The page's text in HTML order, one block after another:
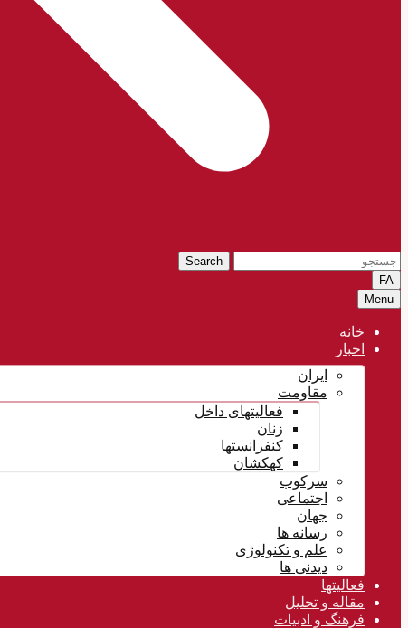
Search
FA
Menu
خانه
اخبار
ایران
مقاومت
فعالیتهای داخل
زنان
کنفرانستها
کهکشان
سرکوب
اجتماعی
جهان
رسانه ها
علم و تکنولوژی
دیدنی ها
فعالیتها
مقاله و تحلیل
فرهنگ و ادبیات